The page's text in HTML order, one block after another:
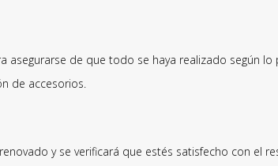
de que todo se haya realizado según
de accesorios.
y se verificará que estés satisfecho con el